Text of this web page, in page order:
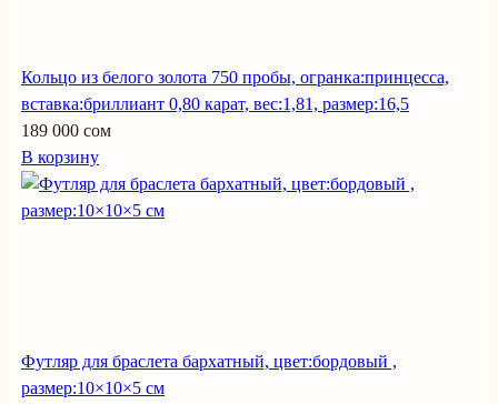
Кольцо из белого золота 750 пробы, огранка:принцесса,
вставка:бриллиант 0,80 карат, вес:1,81, размер:16,5
189 000 сом
В корзину
Футляр для браслета бархатный, цвет:бордовый ,
размер:10×10×5 см